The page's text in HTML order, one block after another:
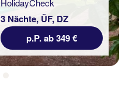
3 Nächte, ÜF, DZ
p.P. ab 349 €